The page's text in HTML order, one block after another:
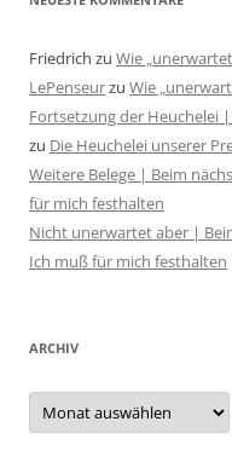
Friedrich zu Wie
LePenseurzu Wie
Fortsetzung der Heuchelei
zu Die Heuchelei unserer
Weitere Belege | Beim
für mich festhalten
Nicht unerwartet aber |
Ich muß für mich festhalten
ARCHIV
Archiv